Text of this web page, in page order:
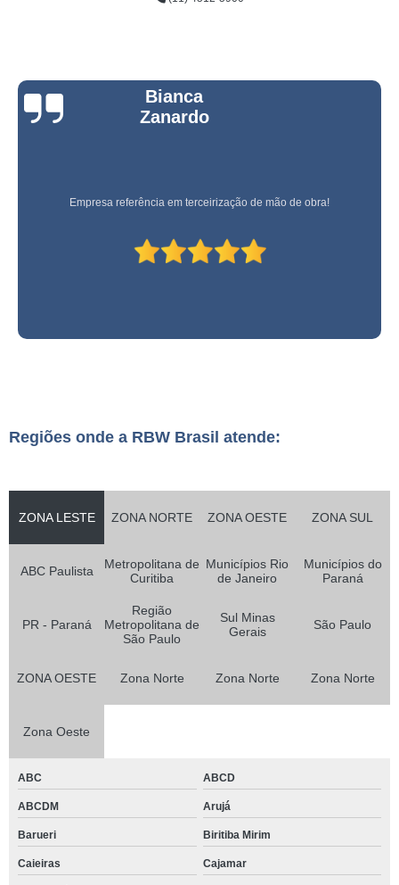
Bianca
Zanardo
Empresa referência em terceirização de mão de obra!
Regiões onde a RBW Brasil atende:
ZONA LESTE ZONA NORTE ZONA OESTE ZONA SUL
ABC Paulista
Metropolitana de
Curitiba
Municípios Rio
de Janeiro
Municípios do
Paraná
PR - Paraná
Região
Metropolitana de
São Paulo
Sul Minas
Gerais
São Paulo
ZONA OESTE Zona Norte Zona Norte Zona Norte
Zona Oeste
ABC ABCD
ABCDM Arujá
Barueri Biritiba Mirim
Caieiras Cajamar